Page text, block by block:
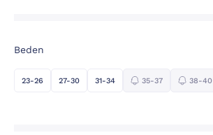
Beden
23-26 27-30 31-34 35-37 38-40